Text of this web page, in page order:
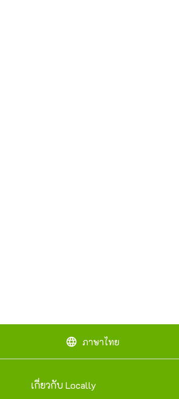
านาชาติ Nishio Rentoll R&D
language ภาษาไทย
เกี่ยวกับ Locally